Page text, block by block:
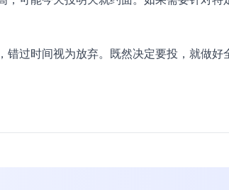
过时间视为放弃。既然决定要投，就做好